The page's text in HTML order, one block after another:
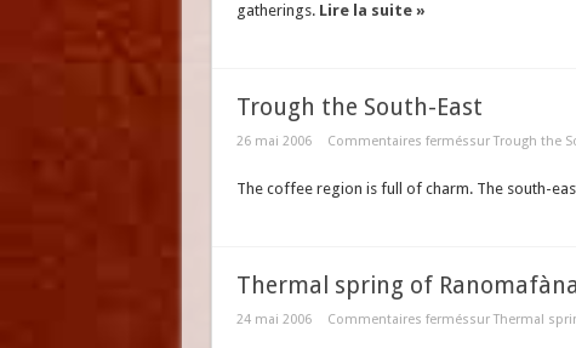
gatherings. Lire la suite »
Trough the South-East
26 mai 2006 Commentaires ferméssur Trough the
The coffee region is full of charm. The south-
Thermal spring of Ranomafàna
24 mai 2006 Commentaires ferméssur Thermal